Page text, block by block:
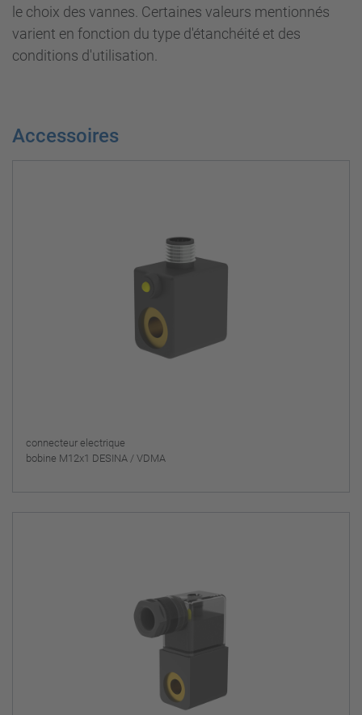
le choix des vannes. Certaines valeurs mentionnés
varient en fonction du type d'étanchéité et des
conditions d'utilisation.
Accessoires
connecteur electrique
bobine M12x1 DESINA / VDMA